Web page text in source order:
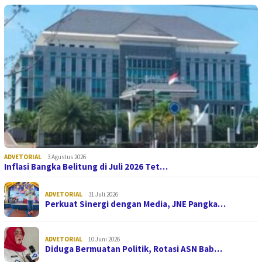
ADVETORIAL 3 Agustus 2026
Inflasi Bangka Belitung di Juli 2026 Tet…
ADVETORIAL 31 Juli 2026
Perkuat Sinergi dengan Media, JNE Pangka…
ADVETORIAL 10 Juni 2026
Diduga Bermuatan Politik, Rotasi ASN Bab…